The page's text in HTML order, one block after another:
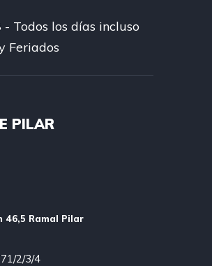
Todos los días incluso
Feriados
PILAR
46,5 Ramal Pilar
2/3/4